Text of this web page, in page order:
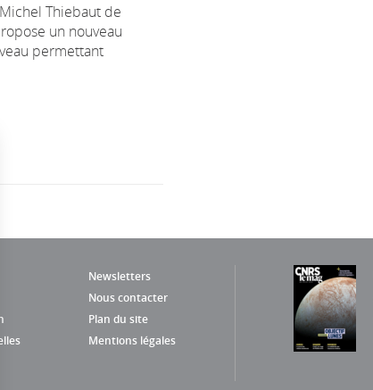
Thiebaut de
un nouveau
permettant
Newsletters
Nous contacter
Plan du site
Mentions légales